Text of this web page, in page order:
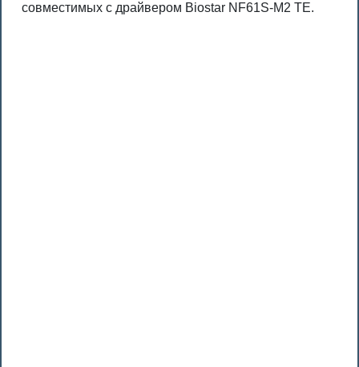
совместимых с драйвером Biostar NF61S-M2 TE.